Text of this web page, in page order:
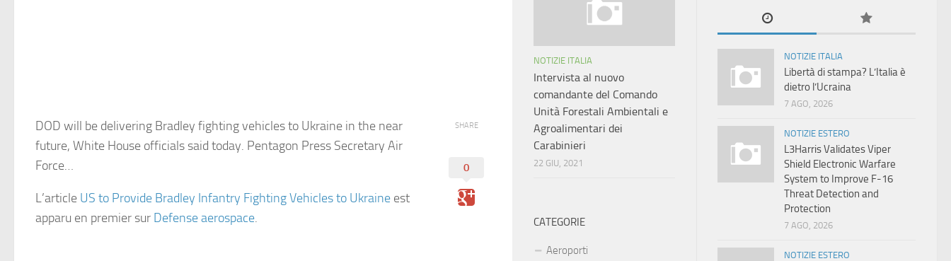
DOD will be delivering Bradley fighting vehicles to Ukraine in the near
future, White House officials said today. Pentagon Press Secretary Air
Force…
L’article US to Provide Bradley Infantry Fighting Vehicles to Ukraine est
apparu en premier sur Defense aerospace.
SHARE
0
NOTIZIE ITALIA
Libertà di stampa? L’Italia è
dietro l’Ucraina
7 AGO, 2026
NOTIZIE ESTERO
L3Harris Validates Viper
Shield Electronic Warfare
System to Improve F-16
Threat Detection and
Protection
7 AGO, 2026
NOTIZIE ESTERO
NOTIZIE ITALIA
Intervista al nuovo
comandante del Comando
Unità Forestali Ambientali e
Agroalimentari dei
Carabinieri
22 GIU, 2021
CATEGORIE
Aeroporti